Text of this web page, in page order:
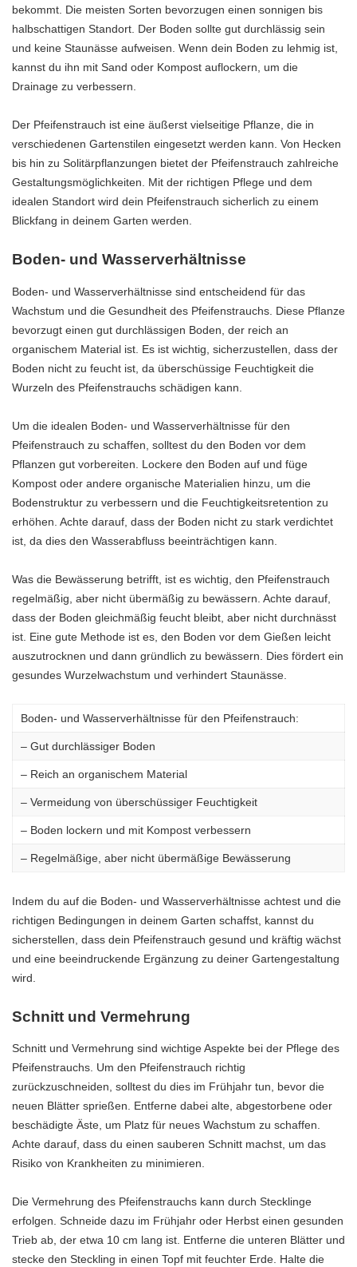
bekommt. Die meisten Sorten bevorzugen einen sonnigen bis
halbschattigen Standort. Der Boden sollte gut durchlässig sein
und keine Staunässe aufweisen. Wenn dein Boden zu lehmig ist,
kannst du ihn mit Sand oder Kompost auflockern, um die
Drainage zu verbessern.
Der Pfeifenstrauch ist eine äußerst vielseitige Pflanze, die in
verschiedenen Gartenstilen eingesetzt werden kann. Von Hecken
bis hin zu Solitärpflanzungen bietet der Pfeifenstrauch zahlreiche
Gestaltungsmöglichkeiten. Mit der richtigen Pflege und dem
idealen Standort wird dein Pfeifenstrauch sicherlich zu einem
Blickfang in deinem Garten werden.
Boden- und Wasserverhältnisse
Boden- und Wasserverhältnisse sind entscheidend für das
Wachstum und die Gesundheit des Pfeifenstrauchs. Diese Pflanze
bevorzugt einen gut durchlässigen Boden, der reich an
organischem Material ist. Es ist wichtig, sicherzustellen, dass der
Boden nicht zu feucht ist, da überschüssige Feuchtigkeit die
Wurzeln des Pfeifenstrauchs schädigen kann.
Um die idealen Boden- und Wasserverhältnisse für den
Pfeifenstrauch zu schaffen, solltest du den Boden vor dem
Pflanzen gut vorbereiten. Lockere den Boden auf und füge
Kompost oder andere organische Materialien hinzu, um die
Bodenstruktur zu verbessern und die Feuchtigkeitsretention zu
erhöhen. Achte darauf, dass der Boden nicht zu stark verdichtet
ist, da dies den Wasserabfluss beeinträchtigen kann.
Was die Bewässerung betrifft, ist es wichtig, den Pfeifenstrauch
regelmäßig, aber nicht übermäßig zu bewässern. Achte darauf,
dass der Boden gleichmäßig feucht bleibt, aber nicht durchnässt
ist. Eine gute Methode ist es, den Boden vor dem Gießen leicht
auszutrocknen und dann gründlich zu bewässern. Dies fördert ein
gesundes Wurzelwachstum und verhindert Staunässe.
Boden- und Wasserverhältnisse für den Pfeifenstrauch:
– Gut durchlässiger Boden
– Reich an organischem Material
– Vermeidung von überschüssiger Feuchtigkeit
– Boden lockern und mit Kompost verbessern
– Regelmäßige, aber nicht übermäßige Bewässerung
Indem du auf die Boden- und Wasserverhältnisse achtest und die
richtigen Bedingungen in deinem Garten schaffst, kannst du
sicherstellen, dass dein Pfeifenstrauch gesund und kräftig wächst
und eine beeindruckende Ergänzung zu deiner Gartengestaltung
wird.
Schnitt und Vermehrung
Schnitt und Vermehrung sind wichtige Aspekte bei der Pflege des
Pfeifenstrauchs. Um den Pfeifenstrauch richtig
zurückzuschneiden, solltest du dies im Frühjahr tun, bevor die
neuen Blätter sprießen. Entferne dabei alte, abgestorbene oder
beschädigte Äste, um Platz für neues Wachstum zu schaffen.
Achte darauf, dass du einen sauberen Schnitt machst, um das
Risiko von Krankheiten zu minimieren.
Die Vermehrung des Pfeifenstrauchs kann durch Stecklinge
erfolgen. Schneide dazu im Frühjahr oder Herbst einen gesunden
Trieb ab, der etwa 10 cm lang ist. Entferne die unteren Blätter und
stecke den Steckling in einen Topf mit feuchter Erde. Halte die